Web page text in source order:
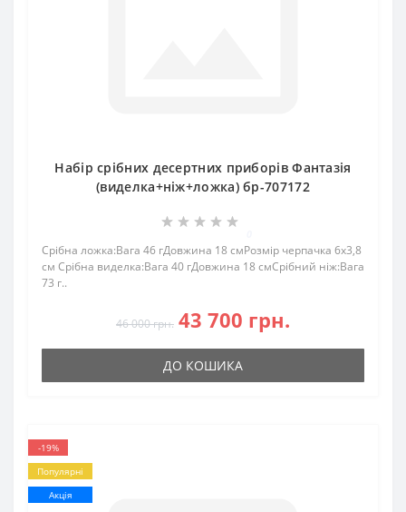
Набір срібних десертних приборів Фантазія
(виделка+ніж+ложка) бр-707172
Срібна ложка:Вага 46 гДовжина 18 смРозмір черпачка 6х3,8
см Срібна виделка:Вага 40 гДовжина 18 смСрібний ніж:Вага
73 г..
46 000 грн. 43 700 грн.
ДО КОШИКА
-19%
Популярні
Акція